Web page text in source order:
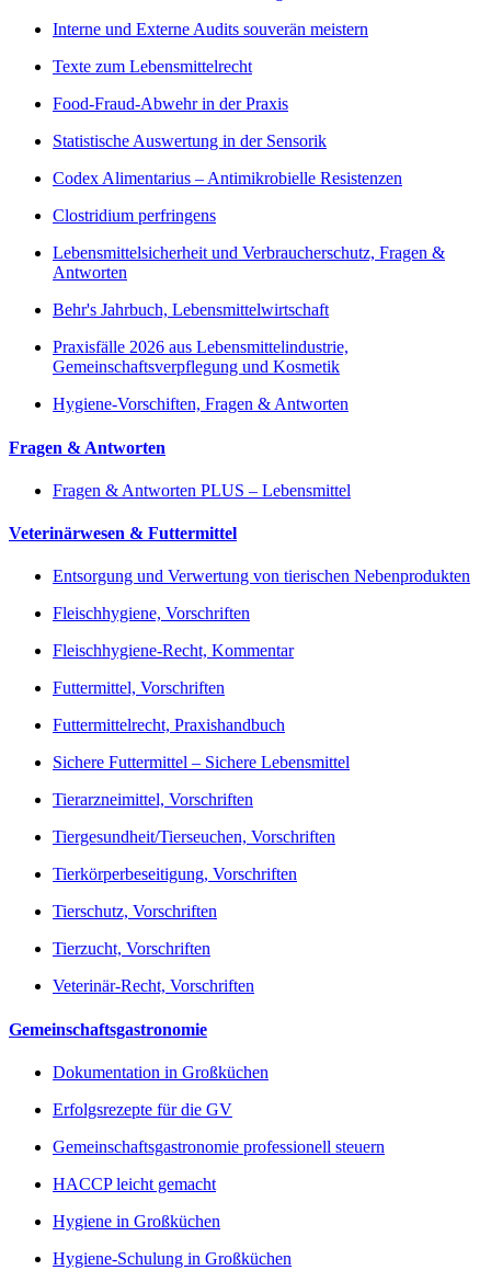
Interne und Externe Audits souverän meistern
Texte zum Lebensmittelrecht
Food-Fraud-Abwehr in der Praxis
Statistische Auswertung in der Sensorik
Codex Alimentarius – Antimikrobielle Resistenzen
Clostridium perfringens
Lebensmittelsicherheit und Verbraucherschutz, Fragen &
Antworten
Behr's Jahrbuch, Lebensmittelwirtschaft
Praxisfälle 2026 aus Lebensmittelindustrie,
Gemeinschaftsverpflegung und Kosmetik
Hygiene-Vorschiften, Fragen & Antworten
Fragen & Antworten
Fragen & Antworten PLUS – Lebensmittel
Veterinärwesen & Futtermittel
Entsorgung und Verwertung von tierischen Nebenprodukten
Fleischhygiene, Vorschriften
Fleischhygiene-Recht, Kommentar
Futtermittel, Vorschriften
Futtermittelrecht, Praxishandbuch
Sichere Futtermittel – Sichere Lebensmittel
Tierarzneimittel, Vorschriften
Tiergesundheit/Tierseuchen, Vorschriften
Tierkörperbeseitigung, Vorschriften
Tierschutz, Vorschriften
Tierzucht, Vorschriften
Veterinär-Recht, Vorschriften
Gemeinschaftsgastronomie
Dokumentation in Großküchen
Erfolgsrezepte für die GV
Gemeinschaftsgastronomie professionell steuern
HACCP leicht gemacht
Hygiene in Großküchen
Hygiene-Schulung in Großküchen